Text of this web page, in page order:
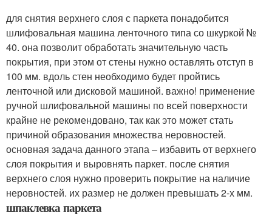
для снятия верхнего слоя с паркета понадобится
шлифовальная машина ленточного типа со шкуркой №
40. она позволит обработать значительную часть
покрытия, при этом от стены нужно оставлять отступ в
100 мм. вдоль стен необходимо будет пройтись
ленточной или дисковой машиной. важно! применение
ручной шлифовальной машины по всей поверхности
крайне не рекомендовано, так как это может стать
причиной образования множества неровностей.
основная задача данного этапа – избавить от верхнего
слоя покрытия и выровнять паркет. после снятия
верхнего слоя нужно проверить покрытие на наличие
неровностей. их размер не должен превышать 2-х мм.
шпаклевка паркета